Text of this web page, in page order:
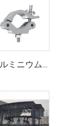
アルミニウム製ブラックシルバースパイラルチューブトラスカップラーフィクスチャーディスプレイトラスシステムアルミニウムクランプ